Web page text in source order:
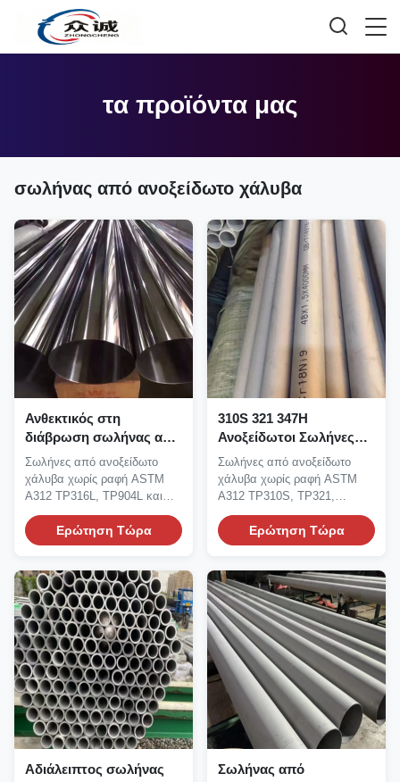
τα προϊόντα μας
σωλήνας από ανοξείδωτο χάλυβα
Ανθεκτικός στη
διάβρωση σωλήνας από
ανοξείδωτο χάλυβα 316L
904L Duplex 2205 για τη
χημική βιομηχανία
Σωλήνες από ανοξείδωτο
χάλυβα χωρίς ραφή ASTM
A312 TP316L, TP904L και
Duplex 2205 σχεδιασμένοι...
Ερώτηση Τώρα
310S 321 347H
Ανοξείδωτοι Σωλήνες
Λέβητα Χωρίς
Συγκόλληση για
Εφαρμογές Παραγωγής
Ενέργειας Υψηλής
Θερμοκρασίας
Σωλήνες από ανοξείδωτο
χάλυβα χωρίς ραφή ASTM
A312 TP310S, TP321,
TP321H, TP347, TP347H
για...
Ερώτηση Τώρα
Αδιάλειπτος σωλήνας
Σωλήνας από